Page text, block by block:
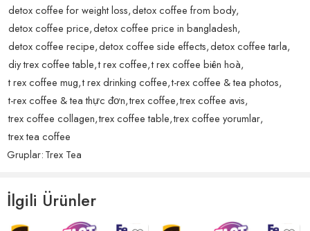
detox coffee for weight loss,detox coffee from body,
detox coffee price,detox coffee price in bangladesh,
detox coffee recipe,detox coffee side effects,detox coffee tarla,
diy trex coffee table,t rex coffee,t rex coffee biên hoà,
t rex coffee mug,t rex drinking coffee,t-rex coffee & tea photos,
t-rex coffee & tea thực đơn,trex coffee,trex coffee avis,
trex coffee collagen,trex coffee table,trex coffee yorumlar,
trex tea coffee
Gruplar:Trex Tea
İlgili Ürünler